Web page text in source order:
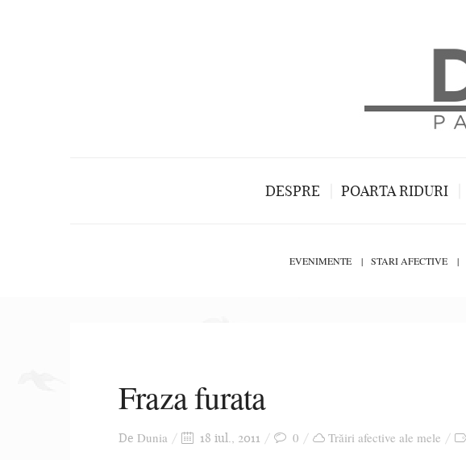
DESPRE POARTA RIDURI
EVENIMENTE STARI AFECTIVE
Fraza furata
De Dunia 18 iul., 2011 0 Trăiri afective ale mele